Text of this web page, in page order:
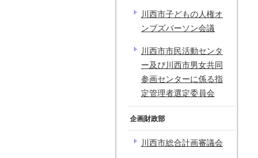
川西市子どもの人権オ
ンブズパーソン会議
川西市市民活動センタ
ー及び川西市男女共同
参画センターに係る指
定管理者選定委員会
企画財政部
川西市総合計画審議会